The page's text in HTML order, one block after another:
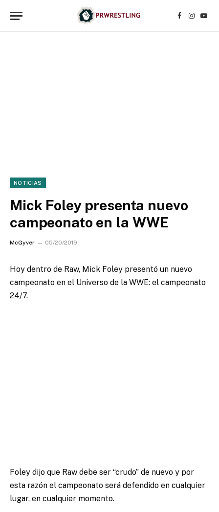
Facebook
NOTICIAS
Mick Foley presenta nuevo
campeonato en la WWE
McGyver 05/20/2019
Hoy dentro de Raw, Mick Foley presentó un nuevo
campeonato en el Universo de la WWE: el campeonato
24/7.
Foley dijo que Raw debe ser “crudo” de nuevo y por
esta razón el campeonato será defendido en cualquier
lugar, en cualquier momento.